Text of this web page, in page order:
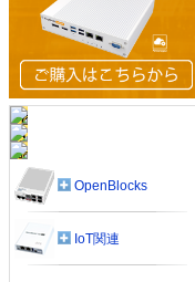
OpenBlocks
IoT関連